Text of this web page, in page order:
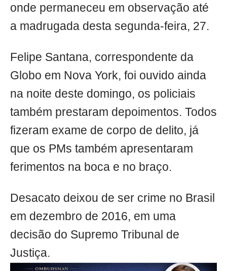
onde permaneceu em observação até
a madrugada desta segunda-feira, 27.
Felipe Santana, correspondente da
Globo em Nova York, foi ouvido ainda
na noite deste domingo, os policiais
também prestaram depoimentos. Todos
fizeram exame de corpo de delito, já
que os PMs também apresentaram
ferimentos na boca e no braço.
Desacato deixou de ser crime no Brasil
em dezembro de 2016, em uma
decisão do Supremo Tribunal de
Justiça.